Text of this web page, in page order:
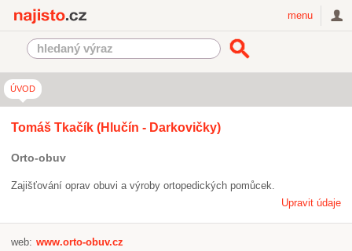
menu
ÚVOD
Tomáš Tkačík (Hlučín - Darkovičky)
Orto-obuv
Zajišťování oprav obuvi a výroby ortopedických pomůcek.
Upravit údaje
web: www.orto-obuv.cz